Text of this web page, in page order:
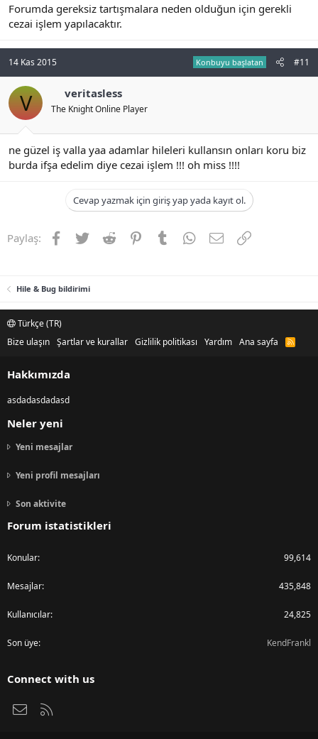
Forumda gereksiz tartışmalara neden olduğun için gerekli
cezai işlem yapılacaktır.
14 Kas 2015 Konbuyu başlatan #11
V veritasless
The Knight Online Player
ne güzel iş valla yaa adamlar hileleri kullansın onları koru biz
burda ifşa edelim diye cezai işlem !!! oh miss !!!!
Cevap yazmak için giriş yap yada kayıt ol.
Paylaş: Facebook
TwitterReddit PinterestTumblrWhatsApp
E-postaLink
Hile & Bug bildirimi
Türkçe (TR)
Bize ulaşın Şartlar ve kurallar Gizlilik politikası Yardım Ana sayfa
R
Hakkımızda
asdadasdadasd
Neler yeni
Yeni mesajlar
Yeni profil mesajları
Son aktivite
Forum istatistikleri
Konular 99,614
Mesajlar 435,848
Kullanıcılar 24,825
Son üye KendFrankl
Connect with us
Bize ulaşın